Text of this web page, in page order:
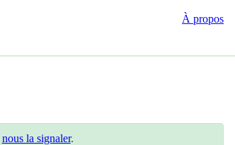
À propos
nous la signaler.